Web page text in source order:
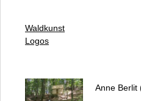
Kataloge und Filme
Unterstützer und Sponsoren
Presse
Pressestimmen
Waldkunst
Logos
Anne Berlit